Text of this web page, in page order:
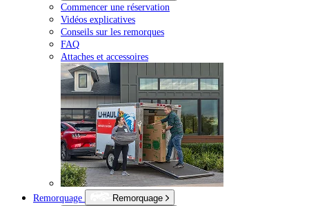
Commencer une réservation
Vidéos explicatives
Conseils sur les remorques
FAQ
Attaches et accessoires
Remorquage
Remorquage